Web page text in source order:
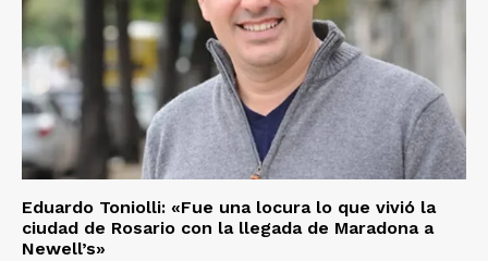
Eduardo Toniolli: «Fue una locura lo que vivió la
ciudad de Rosario con la llegada de Maradona a
Newell’s»